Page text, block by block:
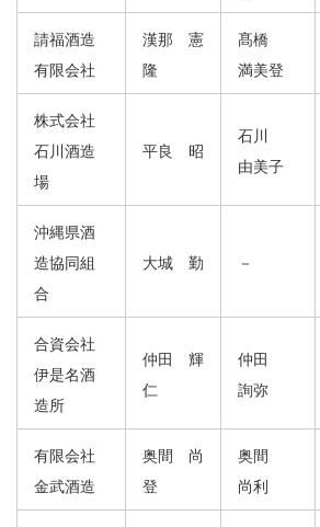
請福酒造
有限会社
漢那 憲
隆
髙橋
満美登
株式会社
石川酒造
場
平良 昭
石川
由美子
沖縄県酒
造協同組
合
大城 勤 －
合資会社
伊是名酒
造所
仲田 輝
仁
仲田
詢弥
有限会社
金武酒造
奥間 尚
登
奥間
尚利